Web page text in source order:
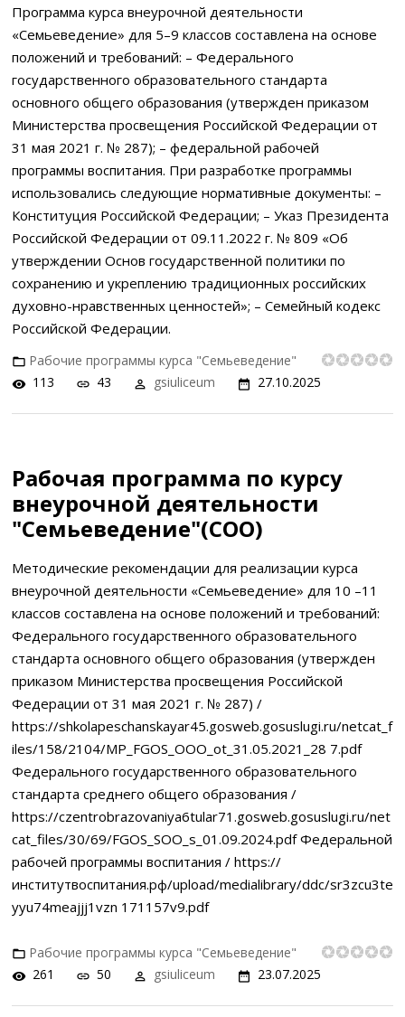
Программа курса внеурочной деятельности
«Семьеведение» для 5–9 классов составлена на основе
положений и требований: – Федерального
государственного образовательного стандарта
основного общего образования (утвержден приказом
Министерства просвещения Российской Федерации от
31 мая 2021 г. № 287); – федеральной рабочей
программы воспитания. При разработке программы
использовались следующие нормативные документы: –
Конституция Российской Федерации; – Указ Президента
Российской Федерации от 09.11.2022 г. № 809 «Об
утверждении Основ государственной политики по
сохранению и укреплению традиционных российских
духовно-нравственных ценностей»; – Семейный кодекс
Российской Федерации.
Рабочие программы курса "Семьеведение"
113
43 gsiuliceum 27.10.2025
Рабочая программа по курсу
внеурочной деятельности
"Семьеведение"(СОО)
Методические рекомендации для реализации курса
внеурочной деятельности «Семьеведение» для 10 –11
классов составлена на основе положений и требований:
Федерального государственного образовательного
стандарта основного общего образования (утвержден
приказом Министерства просвещения Российской
Федерации от 31 мая 2021 г. № 287) /
https://shkolapeschanskayar45.gosweb.gosuslugi.ru/netcat_f
iles/158/2104/MP_FGOS_OOO_ot_31.05.2021_28 7.pdf
Федерального государственного образовательного
стандарта среднего общего образования /
https://czentrobrazovaniya6tular71.gosweb.gosuslugi.ru/net
cat_files/30/69/FGOS_SOO_s_01.09.2024.pdf Федеральной
рабочей программы воспитания / https://
институтвоспитания.рф/upload/medialibrary/ddc/sr3zcu3te
yyu74meajjj1vzn 171157v9.pdf
Рабочие программы курса "Семьеведение"
261
50 gsiuliceum 23.07.2025